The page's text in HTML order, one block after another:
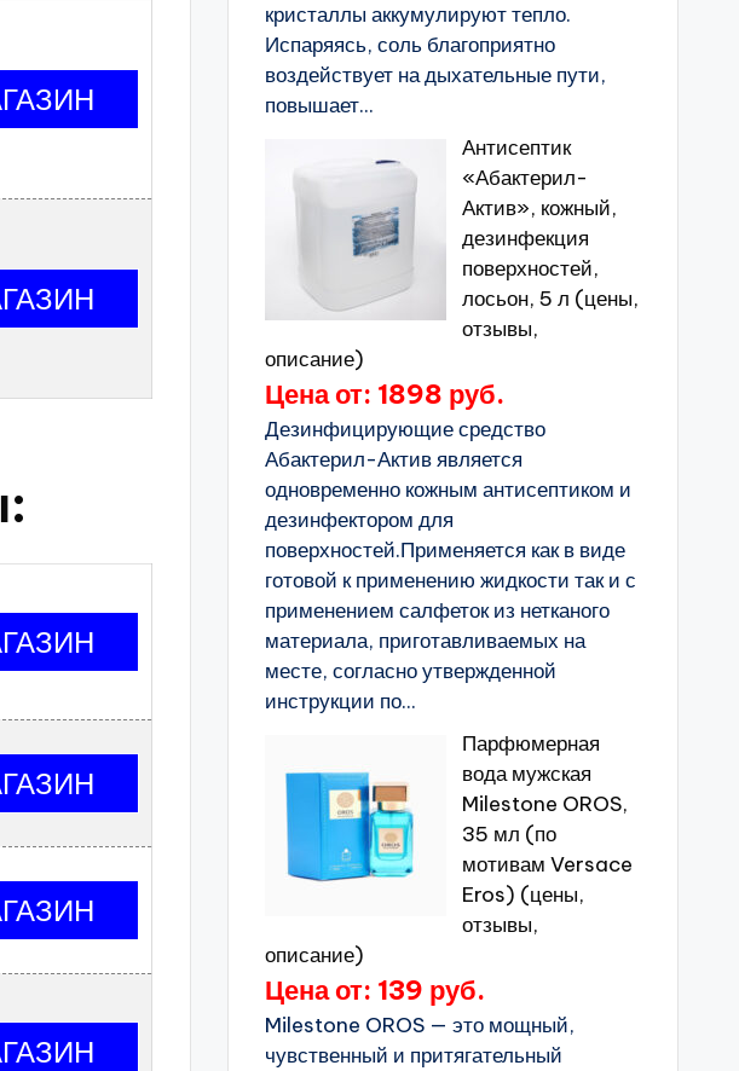
кристаллы аккумулируют тепло.
Испаряясь, соль благоприятно
воздействует на дыхательные пути,
повышает...
Антисептик
«Абактерил-
Актив», кожный,
дезинфекция
поверхностей,
лосьон, 5 л (цены,
отзывы,
описание)
Цена от: 1898 руб.
Дезинфицирующие средство
Абактерил-Актив является
одновременно кожным антисептиком и
дезинфектором для
поверхностей.Применяется как в виде
готовой к применению жидкости так и с
применением салфеток из нетканого
материала, приготавливаемых на
месте, согласно утвержденной
инструкции по...
Парфюмерная
вода мужская
Milestone OROS,
35 мл (по
мотивам Versace
Eros) (цены,
отзывы,
описание)
Цена от: 139 руб.
Milestone OROS — это мощный,
чувственный и притягательный